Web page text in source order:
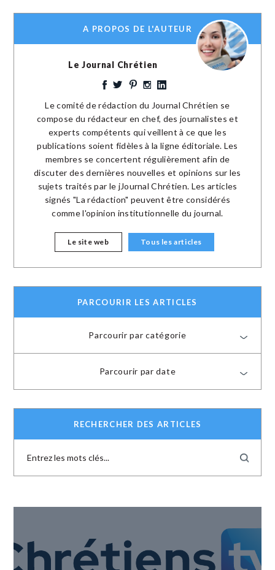
A PROPOS DE L'AUTEUR
Le Journal Chrétien
Le comité de rédaction du Journal Chrétien se
compose du rédacteur en chef, des journalistes et
experts compétents qui veillent à ce que les
publications soient fidèles à la ligne éditoriale. Les
membres se concertent régulièrement afin de
discuter des dernières nouvelles et opinions sur les
sujets traités par le jJournal Chrétien. Les articles
signés "La rédaction" peuvent être considérés
comme l'opinion institutionnelle du journal.
Le site web Tous les articles
PARCOURIR LES ARTICLES
Parcourir par catégorie
Parcourir par date
RECHERCHER DES ARTICLES